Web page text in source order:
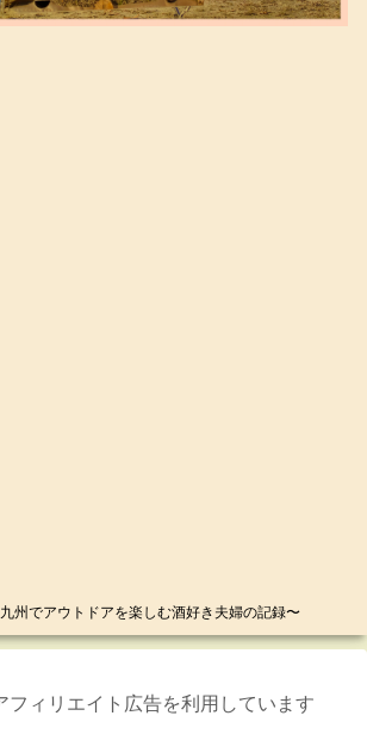
州でアウトドアを楽しむ酒好き夫婦の記録〜
ィリエイト広告を利用しています